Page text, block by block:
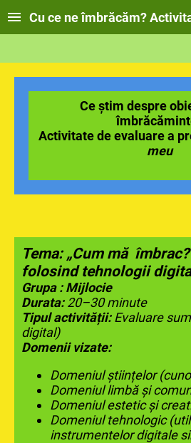
Cu ce ne îmbrăcăm?
Ce știm despre
Activitate de evaluare a
meu
Tema: „Cum mă
folosind tehnologii
Grupa : Mijlocie
Durata:20–30 minute
Tipul activității:Evaluare
digital)
Domenii vizate:
Domeniul științelor
Domeniul limbă și
Domeniul estetic și
Domeniul tehnologic
instrumentelor digitale